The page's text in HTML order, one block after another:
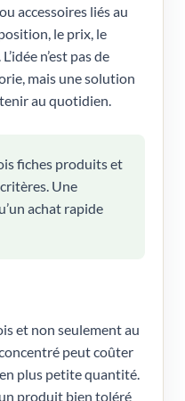
accessoires liés au
le prix, le
n’est pas de
mais une solution
au quotidien.
fiches produits et
Une
achat rapide
et non seulement au
peut coûter
en plus petite quantité.
produit bien toléré